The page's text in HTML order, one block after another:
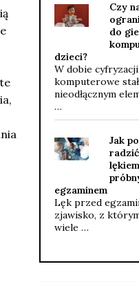
Czy
do
dzieci?
W dobie
komputerowe
nieodłącznym
…
Jak
egzaminem
Lęk przed
zjawisko, z
wiele …